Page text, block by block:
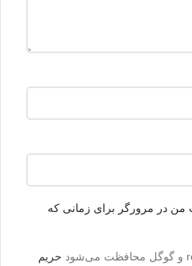
من در مرورگر برای زمانی که
حریم